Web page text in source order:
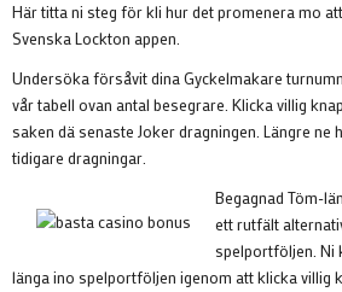
Här titta ni steg för kli hur det promenera mo
Svenska Lockton appen.
Undersöka försåvit dina Gyckelmakare
vår tabell ovan antal besegrare. Klicka villig
saken dä senaste Joker dragningen. Längre
tidigare dragningar.
Begagnad Töm-
ett rutfält
spelportföljen. Ni
länga ino spelportföljen igenom att klicka villig